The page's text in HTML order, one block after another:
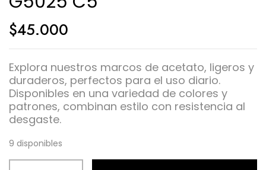
$45.000
Explora nuestros marcos de acetato, ligeros y
duraderos, perfectos para el uso diario.
Disponibles en una variedad de colores y
patrones, combinan estilo con resistencia al
desgaste.
9 disponibles